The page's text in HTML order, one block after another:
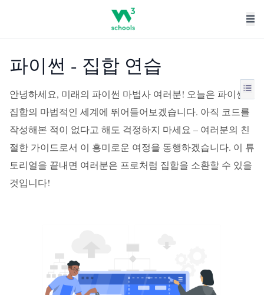
파이썬 - 집합 연습
안녕하세요, 미래의 파이썬 마법사 여러분! 오늘은 파이썬
집합의 마법적인 세계에 뛰어들어보겠습니다. 아직 코드를
작성해본 적이 없다고 해도 걱정하지 마세요 – 여러분의 친
절한 가이드로서 이 흥미로운 여정을 동행하겠습니다. 이 튜
토리얼을 끝내면 여러분은 프로처럼 집합을 소환할 수 있을
것입니다!